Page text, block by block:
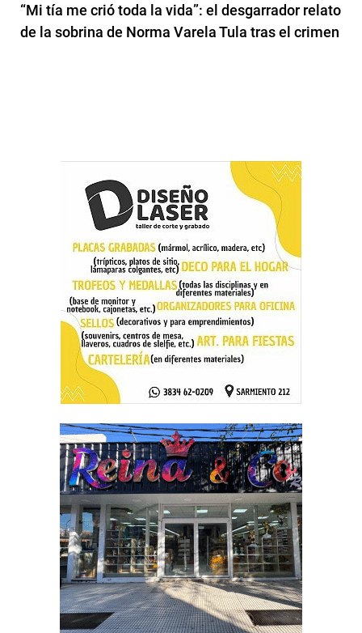
“Mi tía me crió toda la vida”: el desgarrador relato
de la sobrina de Norma Varela Tula tras el crimen